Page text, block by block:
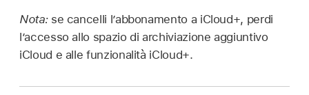
Nota: se cancelli l’abbonamento a iCloud+, perdi
l’accesso allo spazio di archiviazione aggiuntivo
iCloud e alle funzionalità iCloud+.